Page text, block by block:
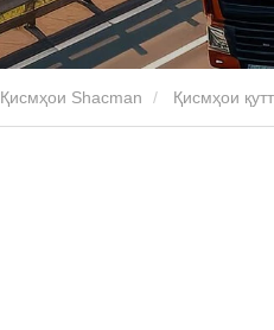
Қисмҳои Shacman Қисмҳои